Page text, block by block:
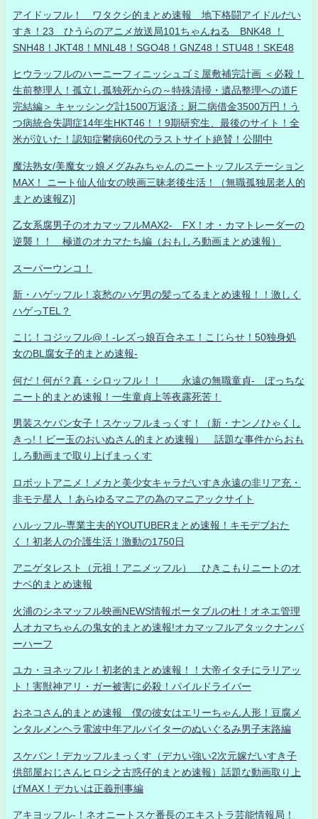
アイドッフル！ ワタクシ的まとめ速報 地下格闘アイドルだい
すき！23 ひうらのアニメ放送局101ちゃんねる BNK48 ！
SNH48！JKT48！MNL48！SGO48！GNZ48！STU48！SKE48
ヒウラッフルのハーニーフィニッシュゴミ屋敷補完計画 ＜必殺！
生前整理人！孤立し孤独死からの～特殊清掃・遺品整理への道F
完結編＞ キャッシング計1500万返済：厨二病借金3500万円！う
つ病統合失調症14年生HKT46！！9期研究生、最後のサイト！全
米が泣いた！認知症鬱病60代のラストサイト絶賛！公開中
魔法熟女/美魔女ッ娘メグみみちゃんのニートッフルステーション
MAX！ ニート仙人仙女の映画三昧老後生活！（無職孤独居老人的
まとめ速報Z)]
乙女系腐男子のオカマッフルMAX2- FX！オ・カマトレーダーの
逆襲！！ 極道のオカマたち編（おもしろ動画まとめ速報）
スーパーウンコ！
新・ハゲッフル！哀愁のハゲ男の髪ってるまとめ速報！！激しく
ハゲっTEL？
こじ！コジッフル@！-レズっ娘百合ネエ！こじらせ！50独身処
女のBL腐女子的まとめ速報-
何だ！何が？真・シロッフル！！ 永遠の無職童貞- ぼっちな
ニート的まとめ速報！一生童貞上等夜露死苦！
男装スケバン女子！スケッフルまっくす！（新・ナンノひゃくし
きっ!！ビー玉のおいぬさん的まとめ速報） 話題な事件からおも
しろ動画まで取り上げまっくす
ロボットアニメ！メカと美少女キャラだいすき永遠の非リア充・
非モテ星人 ！あらゆるマニアの為のマニアックサイト
ハルッフル-専業主夫的YOUTUBERまとめ速報！キモデブおた
く！初老人の介護生活！激動の1750日
アニゲタレスト（元祖！アニメッフル） ひきこもりニートのオ
ナベ的まとめ速報
火浦のシネマッフル映画NEWS情報ポータブルの杜！オネエ管理
人オカマちゃんの鬼女的まとめ速報!オカマッフルアタックナンバ
ーハーフ
ユカ・ヨネッフル！初老的まとめ速報！！大帝イタチにラリアッ
ト！害獣神アリ・ガー被害に必殺！パイルドライバー
おネコさん的まとめ速報 僕の彼女はエリーちゃん人形！豆腐メ
ンタルメンヘラ電波中年アルバイターのぬいぐるみ男子末路編
スケバン！デカッフルまっくす（デカい強い2次元嫁だいすき子
供部屋おじさんヒロシ之古惑仔的まとめ速報）話題な動画取り上
げMAX！デカいは正義刑事編
アキヨッフル-！ネオニートスケ番長のエキストラ芸能情報局！